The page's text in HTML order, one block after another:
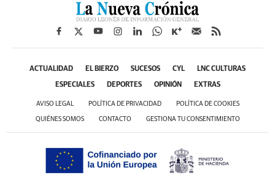
ACTUALIDAD EL BIERZO SUCESOS CYL LNC CULTURAS
ESPECIALES DEPORTES OPINIÓN EXTRAS
AVISO LEGAL POLÍTICA DE PRIVACIDAD POLÍTICA DE COOKIES
QUIÉNES SOMOS CONTACTO GESTIONA TU CONSENTIMIENTO